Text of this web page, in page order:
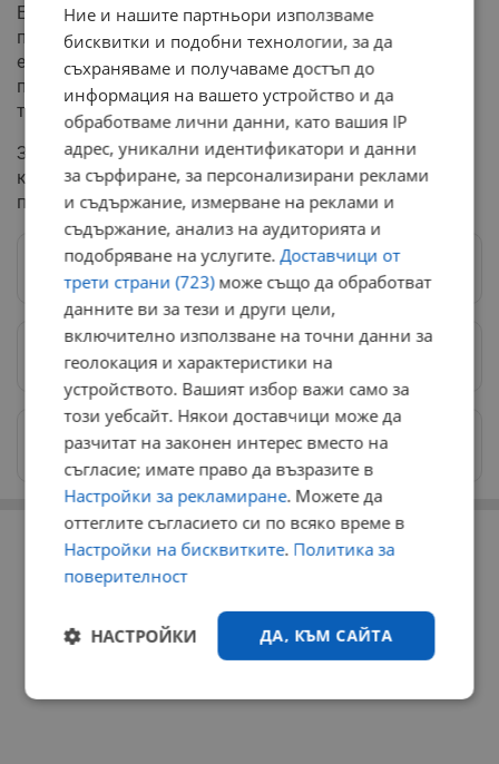
Експертите от Mossos d'Esquadra обясняват, че
престъпните групи често избират банкноти от 200
евро, защото те осигуряват висока възвръщаемост
при малък обем хартия, но същевременно не будят
толкова подозрения, колкото банкнотите от 500 евро.
Задържаният е изправен пред съда на 18 декември,
като разследването за мрежата от доставчици
продължава.
Следвай ни в Google News→
Предпочитани източници→
Изпращайте снимки и информация на
news@dunavmost.com
РЕКЛАМА
Ние и нашите партньори използваме
бисквитки и подобни технологии, за да
съхраняваме и получаваме достъп до
информация на вашето устройство и да
обработваме лични данни, като вашия IP
адрес, уникални идентификатори и данни
за сърфиране, за персонализирани реклами
и съдържание, измерване на реклами и
съдържание, анализ на аудиторията и
подобряване на услугите.Доставчици от
трети страни (723)може също да обработват
данните ви за тези и други цели,
включително използване на точни данни за
геолокация и характеристики на
устройството. Вашият избор важи само за
този уебсайт. Някои доставчици може да
разчитат на законен интерес вместо на
съгласие; имате право да възразите в
Настройки за рекламиране. Можете да
оттеглите съгласието си по всяко време в
Настройки на бисквитките. Политика за
поверителност
ДА, КЪМ САЙТА
НАСТРОЙКИ
Строго
Ефективност